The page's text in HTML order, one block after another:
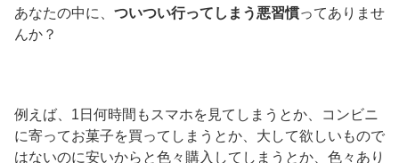
あなたの中に、 ついつい行ってしまう悪習慣ってありませ
んか？
例えば、1日何時間もスマホを見てしまうとか、コンビニ
に寄ってお菓子を買ってしまうとか、大して欲しいもので
はないのに安いからと色々購入してしまうとか、色々あり